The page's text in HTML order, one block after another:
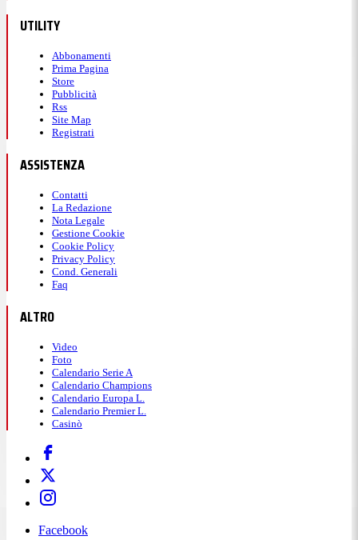
UTILITY
Abbonamenti
Prima Pagina
Store
Pubblicità
Rss
Site Map
Registrati
ASSISTENZA
Contatti
La Redazione
Nota Legale
Gestione Cookie
Cookie Policy
Privacy Policy
Cond. Generali
Faq
ALTRO
Video
Foto
Calendario Serie A
Calendario Champions
Calendario Europa L.
Calendario Premier L.
Casinò
Facebook